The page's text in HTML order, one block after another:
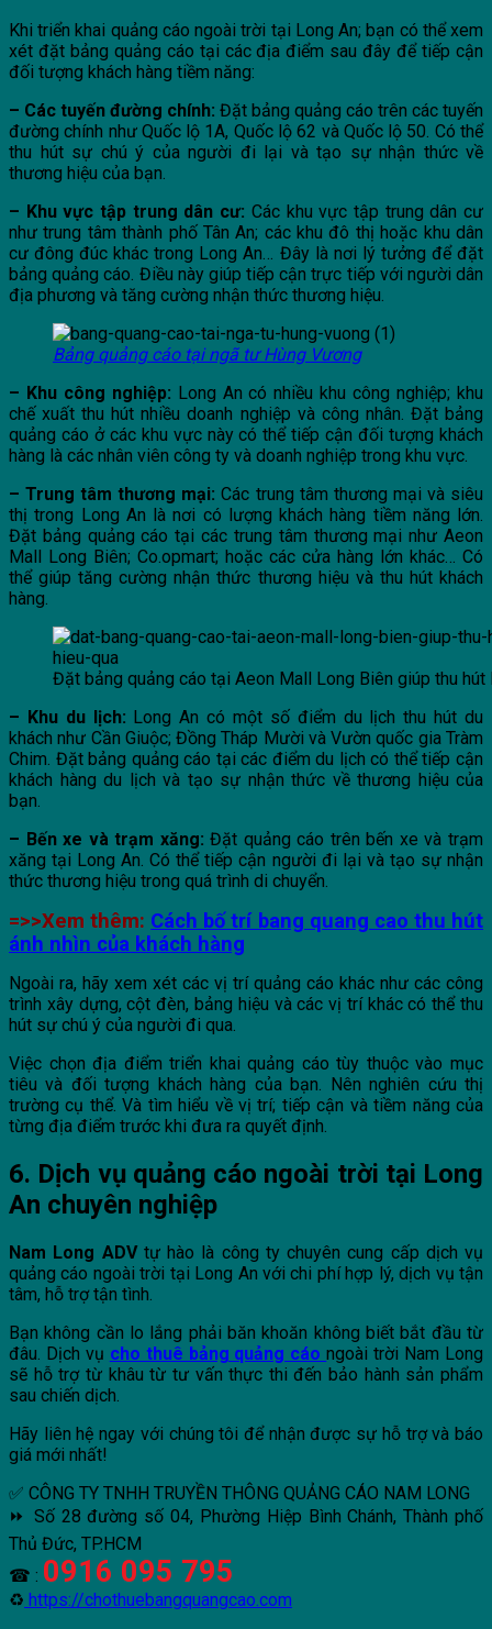
Khi triển khai quảng cáo ngoài trời tại Long An; bạn có thể xem
xét đặt bảng quảng cáo tại các địa điểm sau đây để tiếp cận
đối tượng khách hàng tiềm năng:
– Các tuyến đường chính: Đặt bảng quảng cáo trên các tuyến
đường chính như Quốc lộ 1A, Quốc lộ 62 và Quốc lộ 50. Có thể
thu hút sự chú ý của người đi lại và tạo sự nhận thức về
thương hiệu của bạn.
– Khu vực tập trung dân cư: Các khu vực tập trung dân cư
như trung tâm thành phố Tân An; các khu đô thị hoặc khu dân
cư đông đúc khác trong Long An… Đây là nơi lý tưởng để đặt
bảng quảng cáo. Điều này giúp tiếp cận trực tiếp với người dân
địa phương và tăng cường nhận thức thương hiệu.
Bảng quảng cáo tại ngã tư Hùng Vương
– Khu công nghiệp: Long An có nhiều khu công nghiệp; khu
chế xuất thu hút nhiều doanh nghiệp và công nhân. Đặt bảng
quảng cáo ở các khu vực này có thể tiếp cận đối tượng khách
hàng là các nhân viên công ty và doanh nghiệp trong khu vực.
– Trung tâm thương mại: Các trung tâm thương mại và siêu
thị trong Long An là nơi có lượng khách hàng tiềm năng lớn.
Đặt bảng quảng cáo tại các trung tâm thương mại như Aeon
Mall Long Biên; Co.opmart; hoặc các cửa hàng lớn khác… Có
thể giúp tăng cường nhận thức thương hiệu và thu hút khách
hàng.
Đặt bảng quảng cáo tại Aeon Mall Long Biên giúp thu hút
– Khu du lịch: Long An có một số điểm du lịch thu hút du
khách như Cần Giuộc; Đồng Tháp Mười và Vườn quốc gia Tràm
Chim. Đặt bảng quảng cáo tại các điểm du lịch có thể tiếp cận
khách hàng du lịch và tạo sự nhận thức về thương hiệu của
bạn.
– Bến xe và trạm xăng:Đặt quảng cáo trên bến xe và trạm
xăng tại Long An. Có thể tiếp cận người đi lại và tạo sự nhận
thức thương hiệu trong quá trình di chuyển.
=>>Xem thêm: Cách bố trí bang quang cao thu hút
ánh nhìn của khách hàng
Ngoài ra, hãy xem xét các vị trí quảng cáo khác như các công
trình xây dựng, cột đèn, bảng hiệu và các vị trí khác có thể thu
hút sự chú ý của người đi qua.
Việc chọn địa điểm triển khai quảng cáo tùy thuộc vào mục
tiêu và đối tượng khách hàng của bạn. Nên nghiên cứu thị
trường cụ thể. Và tìm hiểu về vị trí; tiếp cận và tiềm năng của
từng địa điểm trước khi đưa ra quyết định.
6. Dịch vụ quảng cáo ngoài trời tại Long
An chuyên nghiệp
Nam Long ADVtự hào là công ty chuyên cung cấp dịch vụ
quảng cáo ngoài trời tại Long An với chi phí hợp lý, dịch vụ tận
tâm, hỗ trợ tận tình.
Bạn không cần lo lắng phải băn khoăn không biết bắt đầu từ
đâu. Dịch vụ cho thuê bảng quảng cáongoài trời Nam Long
sẽ hỗ trợ từ khâu từ tư vấn thực thi đến bảo hành sản phẩm
sau chiến dịch.
Hãy liên hệ ngay với chúng tôi để nhận được sự hỗ trợ và báo
giá mới nhất!
✅ CÔNG TY TNHH TRUYỀN THÔNG QUẢNG CÁO NAM LONG
⏩ Số 28 đường số 04, Phường Hiệp Bình Chánh, Thành phố
Thủ Đức, TP.HCM
☎ : 0916 095 795
♻ https://chothuebangquangcao.com